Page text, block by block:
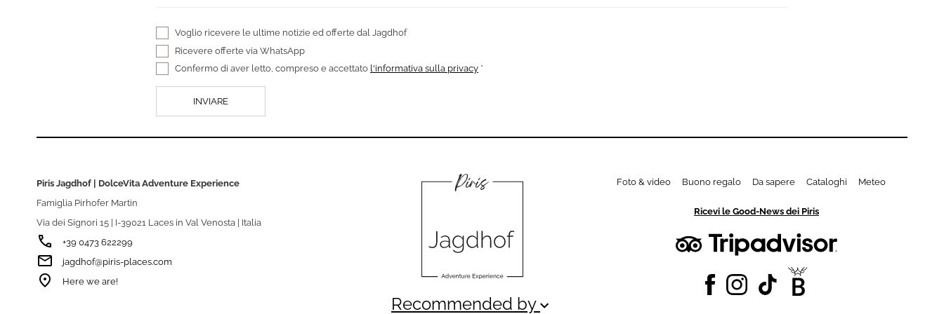
Voglio ricevere le ultime notizie ed offerte dal Jagdhof
Ricevere offerte via WhatsApp
Confermo di aver letto, compreso e accettato l'informativa sulla privacy *
Piris Jagdhof | DolceVita Adventure Experience
Famiglia Pirhofer Martin
Via dei Signori 15 | I-39021 Laces in Val Venosta | Italia
phone +39 0473 622299
email jagdhof@piris-places.com
room Here we are!
Recommended bykeyboard_arrow_down
Foto & video Buono regalo Da sapere Cataloghi Meteo
Ricevi le Good-News dei Piris